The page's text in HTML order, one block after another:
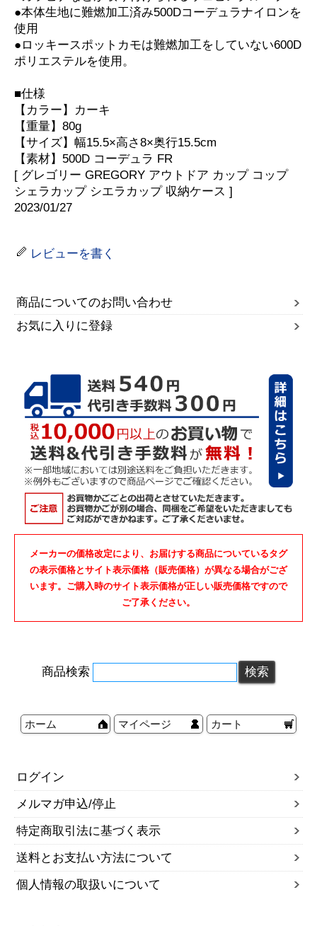
●本体生地に難燃加工済み500Dコーデュラナイロンを
使用
●ロッキースポットカモは難燃加工をしていない600D
ポリエステルを使用。
■仕様
【カラー】カーキ
【重量】80g
【サイズ】幅15.5×高さ8×奥行15.5cm
【素材】500D コーデュラ FR
[ グレゴリー GREGORY アウトドア カップ コップ
シェラカップ シエラカップ 収納ケース ]
2023/01/27
レビューを書く
商品についてのお問い合わせ
お気に入りに登録
メーカーの価格改定により、お届けする商品についているタグ
の表示価格とサイト表示価格（販売価格）が異なる場合がござ
います。ご購入時のサイト表示価格が正しい販売価格ですので
ご了承ください。
商品検索
ホーム マイページ カート
ログイン
メルマガ申込/停止
特定商取引法に基づく表示
送料とお支払い方法について
個人情報の取扱いについて